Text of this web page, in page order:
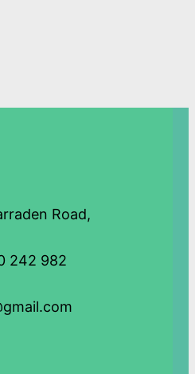
Road,
242 982